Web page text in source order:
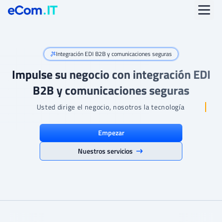
Integración EDI B2B y comunicaciones seguras
Impulse su negocio con integración EDI
B2B y comunicaciones seguras
Usted dirige el negocio, nosotros la tecnología
Empezar
Nuestros servicios